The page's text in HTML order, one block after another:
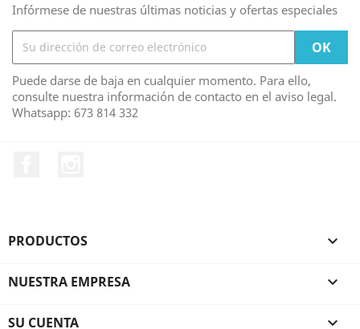
Infórmese de nuestras últimas noticias y ofertas especiales
Puede darse de baja en cualquier momento. Para ello,
consulte nuestra información de contacto en el aviso legal.
Whatsapp: 673 814 332
PRODUCTOS 
NUESTRA EMPRESA 
SU CUENTA 